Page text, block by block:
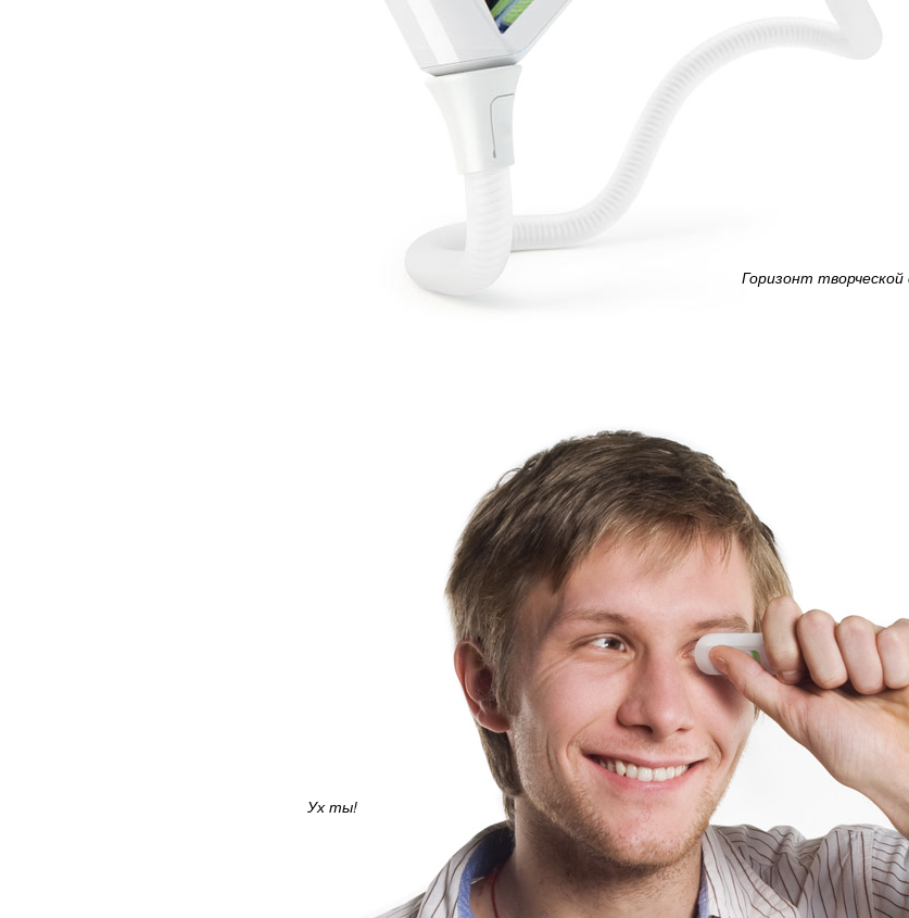
Горизонт
Ух ты!